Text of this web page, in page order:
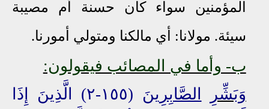
المؤمنين سواء كان حسنة أ م مصيبة
سيئة. مولانا: أي مالكنا ومتولي أمورنا.
ب- وأما في المصائب فيقولون:
وَبَشِّرِ
الصَّابِرِينَ
(١٥٥-٢) الَّذِينَ إِذَا